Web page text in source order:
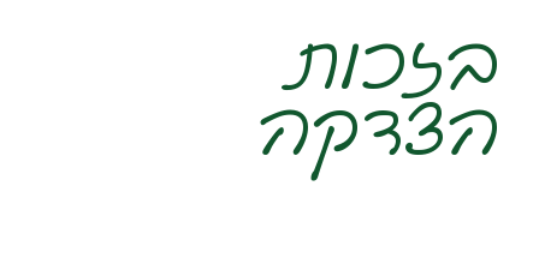
בזכות
הצדקה